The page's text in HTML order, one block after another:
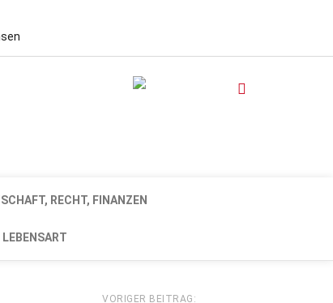
RECHT, FINANZEN
LEBENSART
VORIGER BEITRAG: